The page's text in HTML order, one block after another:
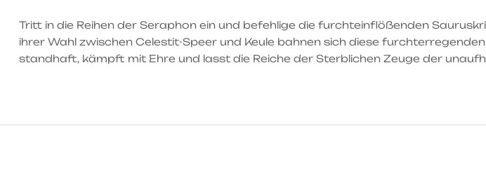
Tritt in die Reihen der Seraphon ein und befehlige die furchteinflößenden
ihrer Wahl zwischen Celestit-Speer und Keule bahnen sich diese
standhaft, kämpft mit Ehre und lasst die Reiche der Sterblichen Zeuge der